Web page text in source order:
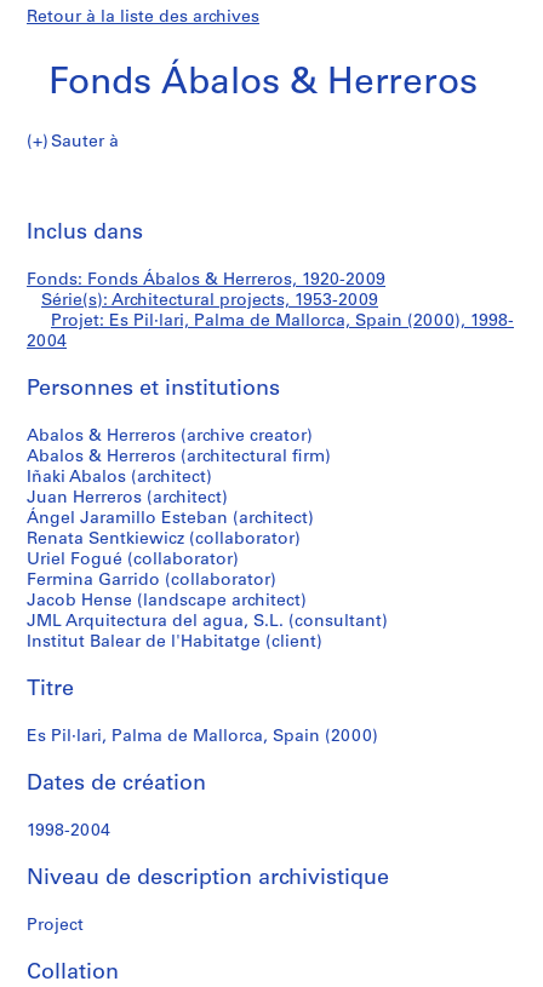
Retour à la liste des archives
Fonds Ábalos & Herreros
Sauter à
d
s
Á
a
o
&
H
e
r
r
e
r
o
s
é
i
(
)
A
r
Pil·lari,
Palma
de
Mallorca,
Spain
(2000)
Inclus dans
Fonds: Fonds Ábalos & Herreros, 1920-2009
Série(s): Architectural projects, 1953-2009
Projet: Es Pil·lari, Palma de Mallorca, Spain (2000), 1998-
2004
Personnes et institutions
Abalos & Herreros (archive creator)
Abalos & Herreros (architectural firm)
Iñaki Abalos (architect)
Juan Herreros (architect)
Ángel Jaramillo Esteban (architect)
Renata Sentkiewicz (collaborator)
Uriel Fogué (collaborator)
Fermina Garrido (collaborator)
Jacob Hense (landscape architect)
JML Arquitectura del agua, S.L. (consultant)
Institut Balear de l'Habitatge (client)
Titre
Es Pil·lari, Palma de Mallorca, Spain (2000)
Dates de création
1998-2004
Niveau de description archivistique
Project
Collation